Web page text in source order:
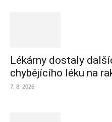
Lékárny dostaly
chybějícího léku na
7. 8. 2026